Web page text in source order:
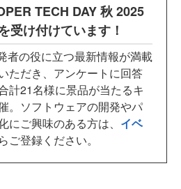
TECH DAY 秋 2025
受け付けています！
者の役に立つ最新情報が満載
ただき、アンケートに回答
計21名様に景品が当たるキ
。ソフトウェアの開発やパ
にご興味のある方は、 イベ
ご登録ください。